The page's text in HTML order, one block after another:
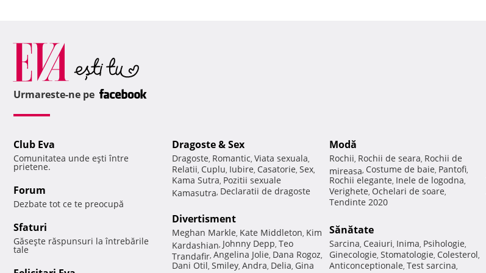
Urmareste-ne pe
Club Eva
Comunitatea unde eşti între
prietene.
Forum
Dezbate tot ce te preocupă
Sfaturi
Găseşte răspunsuri la întrebările
tale
Dragoste & Sex
Dragoste, Romantic, Viata sexuala,
Relatii, Cuplu, Iubire, Casatorie, Sex,
Kama Sutra, Pozitii sexuale
Kamasutra, Declaratii de dragoste
Divertisment
Meghan Markle, Kate Middleton, Kim
Kardashian, Johnny Depp, Teo
Trandafir, Angelina Jolie, Dana Rogoz,
Dani Otil, Smiley, Andra, Delia, Gina
Modă
Rochii, Rochii de seara, Rochii de
mireasa, Costume de baie, Pantofi,
Rochii elegante, Inele de logodna,
Verighete, Ochelari de soare,
Tendinte 2020
Sănătate
Sarcina, Ceaiuri, Inima, Psihologie,
Ginecologie, Stomatologie, Colesterol,
Anticonceptionale, Test sarcina,